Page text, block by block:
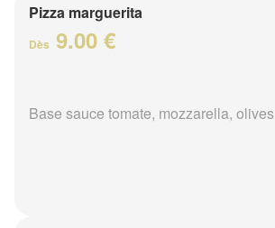
Pizza marguerita
Dès 9.00 €
Base sauce tomate, mozzarella, olives